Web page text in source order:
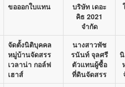
ขอออกใบแทน
บริษัท เดอะ
คิธ 2021
จำกัด
จัดตั้งนิติบุคคล
หมู่บ้านจัดสรร
เวลาน่า กอล์ฟ
เฮาส์
นางสาวพัช
รนันท์ จุลศรี
ตัวแทนผู้ซื้อ
ที่ดินจัดสรร